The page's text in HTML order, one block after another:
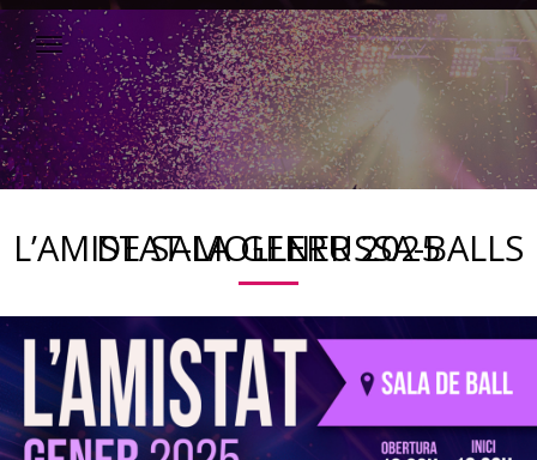
L’AMISTAT-MOLLERUSSA-BALLS DE SALA GENER 2025